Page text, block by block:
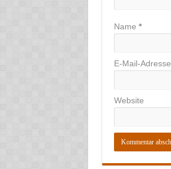
Name *
E-Mail-Adresse
Website